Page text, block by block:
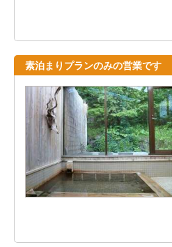
素泊まりプランのみの営業です